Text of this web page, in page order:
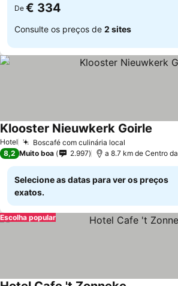
De € 334
Consulte os preços de 2 sites
Hotel Boscafé com culinária local
Klooster Nieuwkerk Goirle
8,2 Muito boa 2.997 a 8.7 km de Centro
Selecione as datas para ver os preços
exatos.
Escolha popular